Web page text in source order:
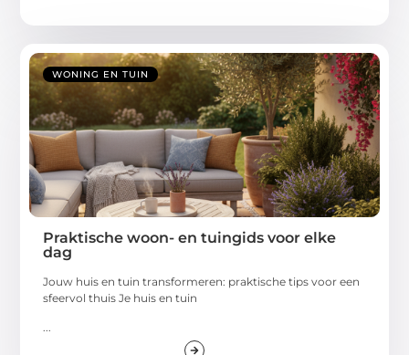
WONING EN TUIN
Praktische woon- en tuingids voor elke
dag
Jouw huis en tuin transformeren: praktische tips voor een
sfeervol thuis Je huis en tuin